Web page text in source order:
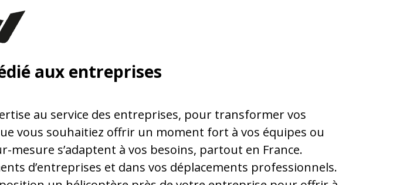
aux entreprises
au service des entreprises, pour transformer vos
vous souhaitiez offrir un moment fort à vos équipes ou
mesure s’adaptent à vos besoins, partout en France.
d’entreprises et dans vos déplacements professionnels.